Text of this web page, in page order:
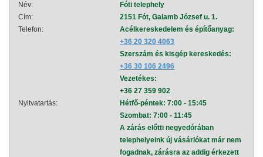
Név:
Fóti telephely
Cím:
2151 Fót, Galamb József u. 1.
Telefon:
Acélkereskedelem és építőanyag:
+36 20 320 4063
Szerszám és kisgép kereskedés:
+36 30 106 2496
Vezetékes:
+36 27 359 902
Nyitvatartás:
Hétfő-péntek: 7:00 - 15:45
Szombat: 7:00 - 11:45
A zárás előtti negyedórában
telephelyeink új vásárlókat már nem
fogadnak, zárásra az addig érkezett